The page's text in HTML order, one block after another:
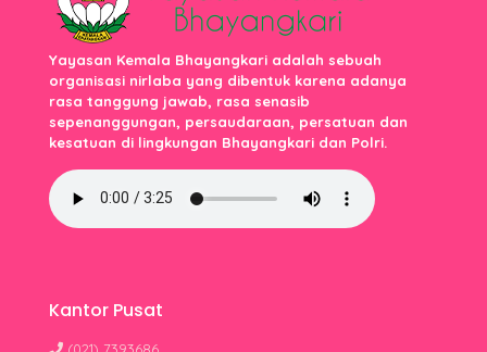
Yayasan Kemala Bhayangkari adalah sebuah
organisasi nirlaba yang dibentuk karena adanya
rasa tanggung jawab, rasa senasib
sepenanggungan, persaudaraan, persatuan dan
kesatuan di lingkungan Bhayangkari dan Polri.
Kantor Pusat
(021) 7393686